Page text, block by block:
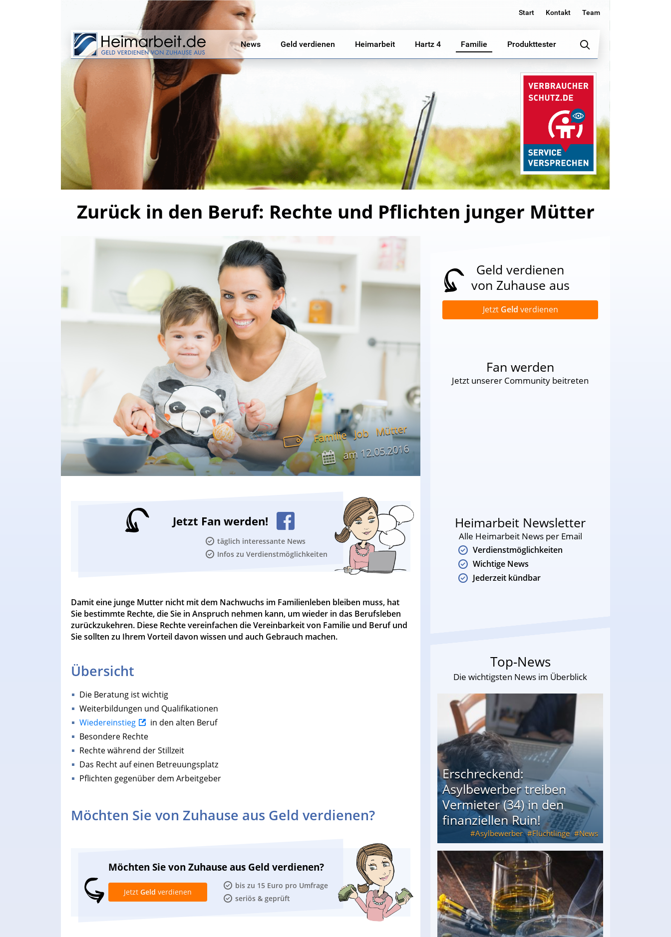
Start Kontakt Team
News Geld verdienen Heimarbeit Hartz 4 Familie Produkttester
Zurück in den Beruf: Rechte und Pflichten junger Mütter
Familie Job Mütter
am12.05.2016
Jetzt Fan werden!
täglich interessante News
Infos zu Verdienstmöglichkeiten
Damit eine junge Mutter nicht mit dem Nachwuchs im Familienleben bleiben muss, hat
Sie bestimmte Rechte, die Sie in Anspruch nehmen kann, um wieder in das Berufsleben
zurückzukehren. Diese Rechte vereinfachen die Vereinbarkeit von Familie und Beruf und
Sie sollten zu Ihrem Vorteil davon wissen und auch Gebrauch machen.
Übersicht
Die Beratung ist wichtig
Weiterbildungen und Qualifikationen
Wiedereinstieg
in den alten Beruf
Besondere Rechte
Rechte während der Stillzeit
Das Recht auf einen Betreuungsplatz
Pflichten gegenüber dem Arbeitgeber
Möchten Sie von Zuhause aus Geld verdienen?
Möchten Sie von Zuhause aus Geld verdienen?
bis zu 15 Euro pro Umfrage
seriös & geprüft
Jetzt Geld verdienen
Geld verdienen
von Zuhause aus
Jetzt Geld verdienen
Fan werden
Jetzt unserer Community beitreten
Heimarbeit Newsletter
Alle Heimarbeit News per Email
Verdienstmöglichkeiten
Wichtige News
Jederzeit kündbar
Top-News
Die wichtigsten News im Überblick
Erschreckend:
Asylbewerber treiben
Vermieter (34) in den
finanziellen Ruin!
Asylbewerber Flüchtlinge News
Erschreckend: Asylbewerber treiben Vermieter (34) in den finanziellen Ruin!